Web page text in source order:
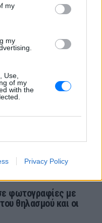
my
my
Use,
of my
with the
Privacy Policy
με μαγιό στην
στο Instagram
από τις
της διακοπές στο νησί των
φωτογραφίες με
θηλασμού και οι